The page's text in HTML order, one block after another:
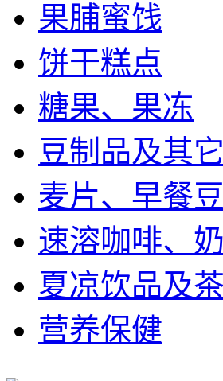
果脯蜜饯
饼干糕点
糖果、果冻
豆制品及其
麦片、早餐
速溶咖啡、
夏凉饮品及
营养保健